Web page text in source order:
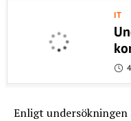
IT
Enligt